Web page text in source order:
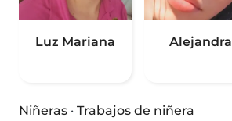
Luz Mariana Alejandra
Niñeras · Trabajos de niñera